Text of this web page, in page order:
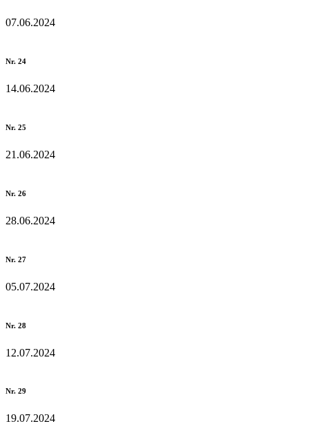
07.06.2024
Nr. 24
14.06.2024
Nr. 25
21.06.2024
Nr. 26
28.06.2024
Nr. 27
05.07.2024
Nr. 28
12.07.2024
Nr. 29
19.07.2024